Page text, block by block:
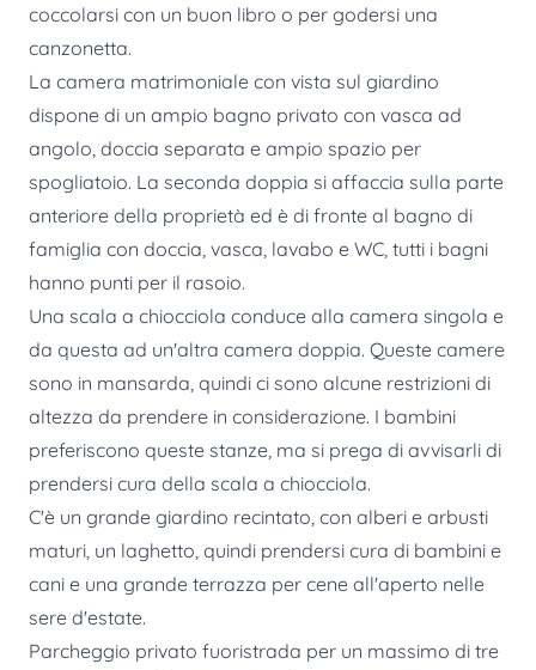
coccolarsi con un buon libro o per godersi una
canzonetta.
La camera matrimoniale con vista sul giardino
dispone di un ampio bagno privato con vasca ad
angolo, doccia separata e ampio spazio per
spogliatoio. La seconda doppia si affaccia sulla parte
anteriore della proprietà ed è di fronte al bagno di
famiglia con doccia, vasca, lavabo e WC, tutti i bagni
hanno punti per il rasoio.
Una scala a chiocciola conduce alla camera singola e
da questa ad un'altra camera doppia. Queste camere
sono in mansarda, quindi ci sono alcune restrizioni di
altezza da prendere in considerazione. I bambini
preferiscono queste stanze, ma si prega di avvisarli di
prendersi cura della scala a chiocciola.
C'è un grande giardino recintato, con alberi e arbusti
maturi, un laghetto, quindi prendersi cura di bambini e
cani e una grande terrazza per cene all'aperto nelle
sere d'estate.
Parcheggio privato fuoristrada per un massimo di tre